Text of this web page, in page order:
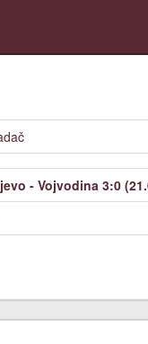
- Vojvodina 3:0